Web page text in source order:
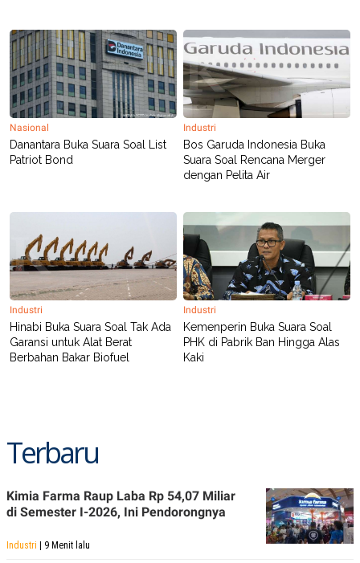
OF
USE
PEDOMAN
PEMBERITAAN
SIBER
PRIVACY
POLICY
Nasional
Danantara Buka Suara Soal List
Patriot Bond
Industri
Bos Garuda Indonesia Buka
Suara Soal Rencana Merger
dengan Pelita Air
Industri
Hinabi Buka Suara Soal Tak Ada
Garansi untuk Alat Berat
Berbahan Bakar Biofuel
Industri
Kemenperin Buka Suara Soal
PHK di Pabrik Ban Hingga Alas
Kaki
Terbaru
Kimia Farma Raup Laba Rp 54,07 Miliar
di Semester I-2026, Ini Pendorongnya
Industri | 9 Menit lalu